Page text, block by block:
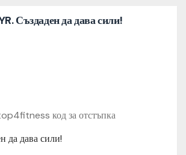
Създаден да дава сили!
да дава сили!